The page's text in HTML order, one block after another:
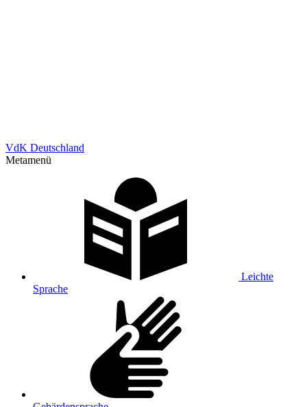
VdK Deutschland
Metamenü
Leichte
Sprache